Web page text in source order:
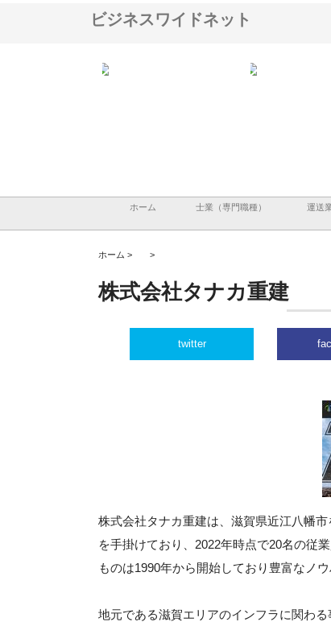
ビジネスワイドネット
ホーム 士業（専門職種） 運送
ホーム > >
株式会社タナカ重建
twitter
株式会社タナカ重建は、滋賀県近江八幡
を手掛けており、2022年時点で20名の従
ものは1990年から開始しており豊富なノ
地元である滋賀エリアのインフラに関わ